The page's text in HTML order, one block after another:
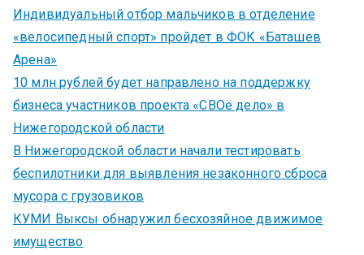
Индивидуальный отбор мальчиков в отделение
«велосипедный спорт» пройдет в ФОК «Баташев
Арена»
10 млн рублей будет направлено на поддержку
бизнеса участников проекта «СВОё дело» в
Нижегородской области
В Нижегородской области начали тестировать
беспилотники для выявления незаконного сброса
мусора с грузовиков
КУМИ Выксы обнаружил бесхозяйное движимое
имущество